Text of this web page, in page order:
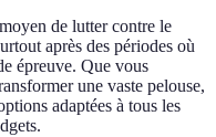
de lutter contre le
après des périodes où
épreuve. Que vous
une vaste pelouse,
adaptées à tous les